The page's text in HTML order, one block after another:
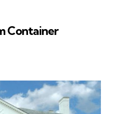
Container